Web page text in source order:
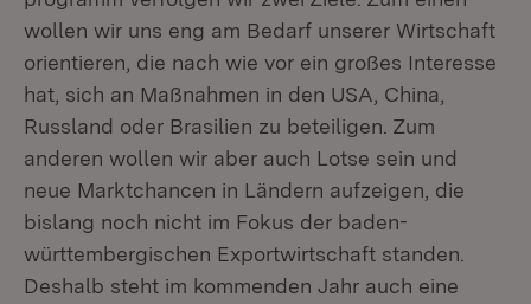
wollen wir uns eng am Bedarf unserer Wirtschaft
orientieren, die nach wie vor ein großes Interesse
hat, sich an Maßnahmen in den USA, China,
Russland oder Brasilien zu beteiligen. Zum
anderen wollen wir aber auch Lotse sein und
neue Marktchancen in Ländern aufzeigen, die
bislang noch nicht im Fokus der baden-
württembergischen Exportwirtschaft standen.
Deshalb steht im kommenden Jahr auch eine